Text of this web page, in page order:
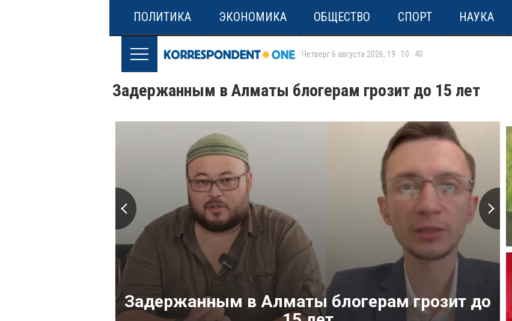
ПОЛИТИКА ЭКОНОМИКА ОБЩЕСТВО СПОРТ НАУКА
Четверг 6 августа 2026, 19 : 10 : 40
Задержанным в Алматы блогерам грозит до 15 лет
Задержанным в Алматы блогерам грозит до